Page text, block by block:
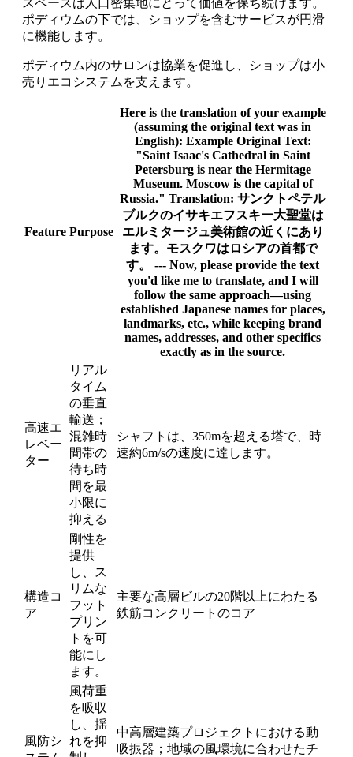
ポディウムの下では、ショップを含むサービスが円滑
に機能します。
ポディウム内のサロンは協業を促進し、ショップは小
売りエコシステムを支えます。
Feature Purpose
Here is the translation of your example
(assuming the original text was in
English): Example Original Text:
"Saint Isaac's Cathedral in Saint
Petersburg is near the Hermitage
Museum. Moscow is the capital of
Russia." Translation: サンクトペテル
ブルクのイサキエフスキー大聖堂は
エルミタージュ美術館の近くにあり
ます。モスクワはロシアの首都で
す。 --- Now, please provide the text
you'd like me to translate, and I will
follow the same approach—using
established Japanese names for places,
landmarks, etc., while keeping brand
names, addresses, and other specifics
exactly as in the source.
高速エ
レベー
ター
リアル
タイム
の垂直
輸送；
混雑時
間帯の
待ち時
間を最
小限に
抑える
シャフトは、350mを超える塔で、時
速約6m/sの速度に達します。
構造コ
ア
剛性を
提供
し、ス
リムな
フット
プリン
トを可
能にし
ます。
主要な高層ビルの20階以上にわたる
鉄筋コンクリートのコア
風防シ
風荷重
を吸収
し、揺
れを抑
中高層建築プロジェクトにおける動
吸振器；地域の風環境に合わせたチ